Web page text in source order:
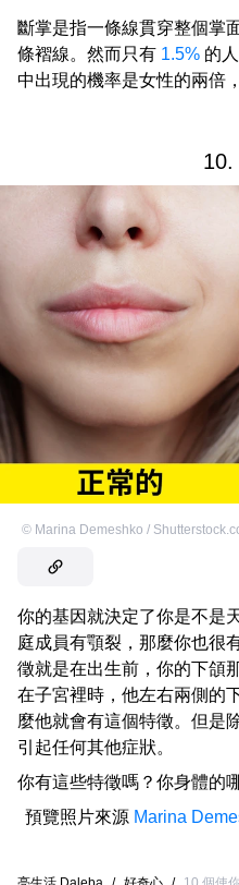
斷掌是指一條線貫穿整個掌
條褶線。然而只有 1.5% 的
中出現的機率是女性的兩倍
10.
© Marina Demeshko /
你的基因就決定了你是不是
庭成員有顎裂，那麼你也很
徵就是在出生前，你的下頜
在子宮裡時，他左右兩側的
麼他就會有這個特徵。但是
引起任何其他症狀。
你有這些特徵嗎？你身體的
預覽照片來源 Marina